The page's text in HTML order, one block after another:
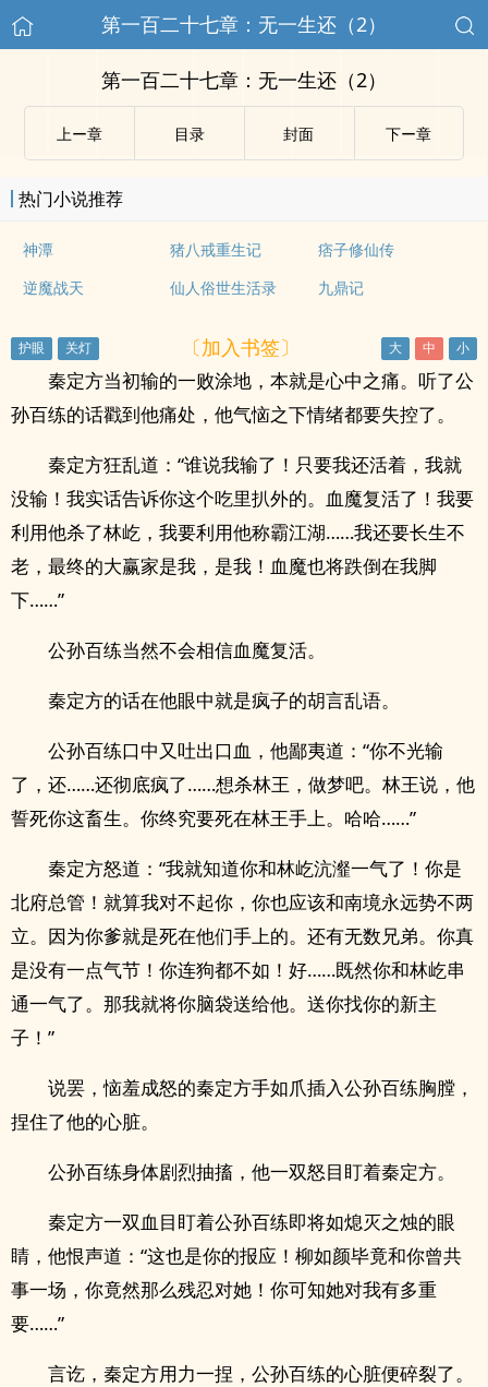
第一百二十七章：无一生还（2）
第一百二十七章：无一生还（2）
上ー章 目录 封面 下ー章
热门小说推荐
神潭 猪八戒重生记
痞子修仙传
逆魔战天
仙人俗世生活录 九鼎记
〔加入书签〕
秦定方当初输的一败涂地，本就是心中之痛。听了公
孙百练的话戳到他痛处，他气恼之下情绪都要失控了。
秦定方狂乱道：“谁说我输了！只要我还活着，我就
没输！我实话告诉你这个吃里扒外的。血魔复活了！我要
利用他杀了林屹，我要利用他称霸江湖……我还要长生不
老，最终的大赢家是我，是我！血魔也将跌倒在我脚
下……”
公孙百练当然不会相信血魔复活。
秦定方的话在他眼中就是疯子的胡言乱语。
公孙百练口中又吐出口血，他鄙夷道：“你不光输
了，还……还彻底疯了……想杀林王，做梦吧。林王说，他
誓死你这畜生。你终究要死在林王手上。哈哈……”
秦定方怒道：“我就知道你和林屹沆瀣一气了！你是
北府总管！就算我对不起你，你也应该和南境永远势不两
立。因为你爹就是死在他们手上的。还有无数兄弟。你真
是没有一点气节！你连狗都不如！好……既然你和林屹串
通一气了。那我就将你脑袋送给他。送你找你的新主
子！”
说罢，恼羞成怒的秦定方手如爪插入公孙百练胸膛，
捏住了他的心脏。
公孙百练身体剧烈抽搐，他一双怒目盯着秦定方。
秦定方一双血目盯着公孙百练即将如熄灭之烛的眼
睛，他恨声道：“这也是你的报应！柳如颜毕竟和你曾共
事一场，你竟然那么残忍对她！你可知她对我有多重
要……”
言讫，秦定方用力一捏，公孙百练的心脏便碎裂了。